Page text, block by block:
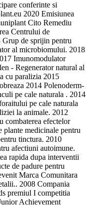
conferinte si
2020 Emisiunea
Cito Remediu
Centrului de
de sprijin pentru
al microbiomului. 2018
Imunomodulator
- Regenerator natural al
cu paralizia 2015
2014 Polenoderm-
pe cale naturala . 2014
pe cale naturala
la animale. 2012
combaterea efectelor
plante medicinale pentru
tinctura. 2010
afectiuni autoimune.
rapida dupa interventii
de padure pentru
Marca Comunitara
2008 Compania
premiul I competitia
Achievement